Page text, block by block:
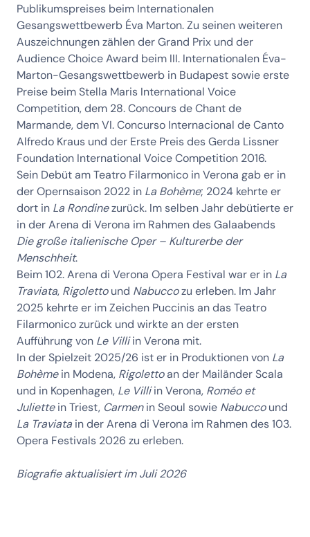
Publikumspreises beim Internationalen
Gesangswettbewerb Éva Marton. Zu seinen weiteren
Auszeichnungen zählen der Grand Prix und der
Audience Choice Award beim III. Internationalen Éva-
Marton-Gesangswettbewerb in Budapest sowie erste
Preise beim Stella Maris International Voice
Competition, dem 28. Concours de Chant de
Marmande, dem VI. Concurso Internacional de Canto
Alfredo Kraus und der Erste Preis des Gerda Lissner
Foundation International Voice Competition 2016.
Sein Debüt am Teatro Filarmonico in Verona gab er in
der Opernsaison 2022 in La Bohème; 2024 kehrte er
dort in La Rondinezurück. Im selben Jahr debütierte er
in der Arena di Verona im Rahmen des Galaabends
Die große italienische Oper – Kulturerbe der
Menschheit.
Beim 102. Arena di Verona Opera Festival war er in La
Traviata, Rigolettound Nabuccozu erleben. Im Jahr
2025 kehrte er im Zeichen Puccinis an das Teatro
Filarmonico zurück und wirkte an der ersten
Aufführung von Le Villiin Verona mit.
In der Spielzeit 2025/26 ist er in Produktionen von La
Bohèmein Modena, Rigolettoan der Mailänder Scala
und in Kopenhagen, Le Villiin Verona, Roméo et
Juliettein Triest, Carmenin Seoul sowie Nabuccound
La Traviata in der Arena di Verona im Rahmen des 103.
Opera Festivals 2026 zu erleben.
Biografie aktualisiert im Juli 2026